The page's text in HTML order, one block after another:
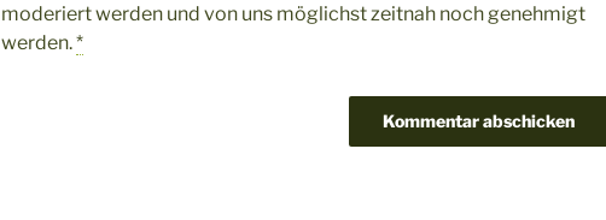
moderiert werden und von uns möglichst zeitnah noch genehmigt
werden.*